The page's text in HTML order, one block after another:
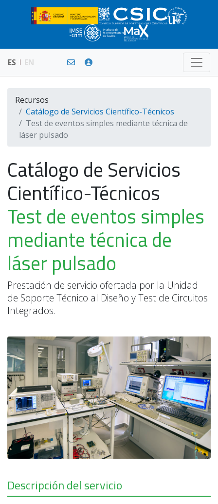
ES EN
Recursos
Catálogo de Servicios Científico-Técnicos
Test de eventos simples mediante técnica de
láser pulsado
Catálogo de Servicios
Científico-Técnicos
Test de eventos simples
mediante técnica de
láser pulsado
Prestación de servicio ofertada por la Unidad
de Soporte Técnico al Diseño y Test de Circuitos
Integrados.
Descripción del servicio